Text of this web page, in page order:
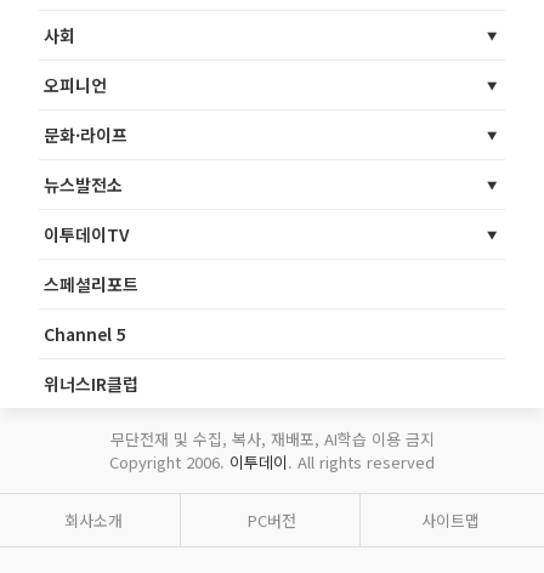
사회
오피니언
문화·라이프
뉴스발전소
이투데이TV
스페셜리포트
Channel 5
위너스IR클럽
무단전재 및 수집, 복사, 재배포, AI학습 이용 금지
Copyright 2006. 이투데이. All rights reserved
회사소개 PC버전 사이트맵